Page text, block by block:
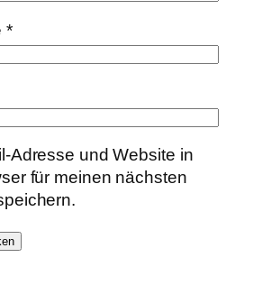
*
Adresse und Website in
für meinen nächsten